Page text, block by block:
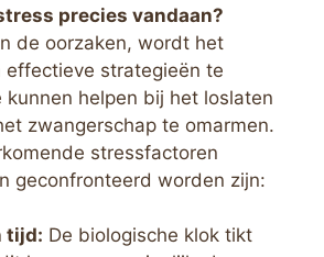
precies vandaan?
de oorzaken, wordt het
effectieve strategieën te
kunnen helpen bij het loslaten
zwangerschap te omarmen.
stressfactoren
geconfronteerd worden zijn:
tijd: De biologische klok tikt